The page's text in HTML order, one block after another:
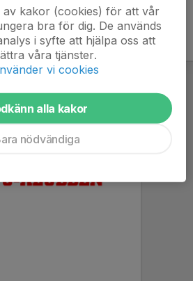
av kakor (cookies) för att vår
bra för dig. De används
i syfte att hjälpa oss att
våra tjänster.
vi cookies
alla kakor
nödvändiga